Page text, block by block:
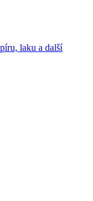
laku a další